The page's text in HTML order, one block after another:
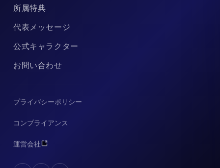
所属特典
代表メッセージ
公式キャラクター
お問い合わせ
プライバシーポリシー
コンプライアンス
運営会社